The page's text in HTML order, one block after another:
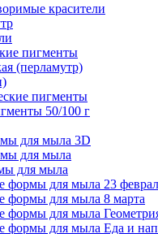
красители
пигменты
(перламутр)
пигменты
50/100 г
для мыла 3D
для мыла
для мыла
формы для мыла 23
формы для мыла 8 марта
формы для мыла
формы для мыла Еда и